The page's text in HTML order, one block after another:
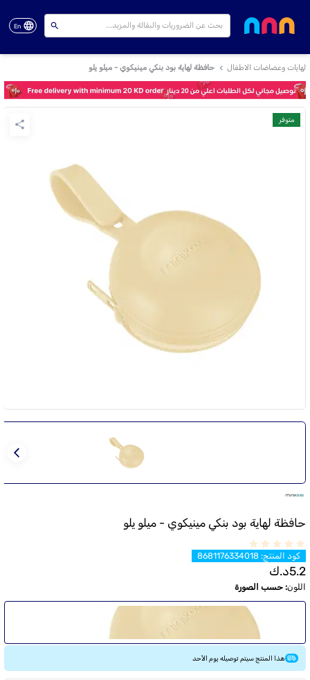
En
لهايات وعضاضات الاطفال حافظة لهاية بود بنكي مينيكوي - ميلو يلو
متوفر
حافظة لهاية بود بنكي مينيكوي - ميلو يلو
كود المنتج:
8681176334018
5.2د.ك
اللون: حسب الصورة
هذا المنتج سيتم توصيله يوم الأحد